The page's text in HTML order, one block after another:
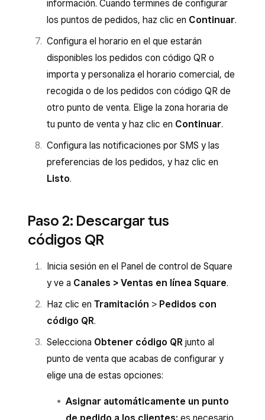
información. Cuando termines de configurar
los puntos de pedidos, haz clic en Continuar.
Configura el horario en el que estarán
disponibles los pedidos con código QR o
importa y personaliza el horario comercial, de
recogida o de los pedidos con código QR de
otro punto de venta. Elige la zona horaria de
tu punto de venta y haz clic en Continuar.
Configura las notificaciones por SMS y las
preferencias de los pedidos, y haz clic en
Listo.
Paso 2: Descargar tus
códigos QR
Inicia sesión en el Panel de control de Square
y ve a Canales > Ventas en línea Square.
Haz clic en Tramitación > Pedidos con
código QR.
Selecciona Obtener código QR junto al
punto de venta que acabas de configurar y
elige una de estas opciones:
Asignar automáticamente un punto